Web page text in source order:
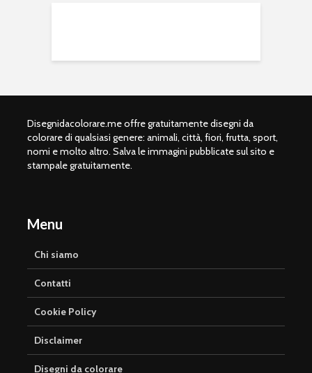
Disegnidacolorare.me offre gratuitamente disegni da
colorare di qualsiasi genere: animali, città, fiori, frutta, sport,
nomi e molto altro. Salva le immagini pubblicate sul sito e
stampale gratuitamente.
Menu
Chi siamo
Contatti
Cookie Policy
Disclaimer
Disegni da colorare